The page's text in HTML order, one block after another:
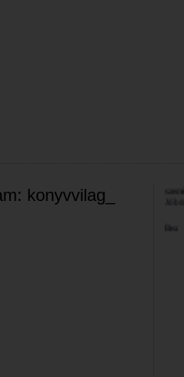
konyvvilag_
Jó